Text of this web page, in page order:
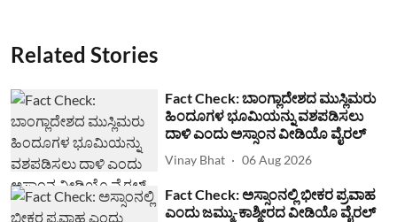
Related Stories
Fact Check: ಬಾಂಗ್ಲಾದೇಶದ ಮುಸ್ಲಿಮರು
ಹಿಂದೂಗಳ ಭೂಮಿಯನ್ನು ವಶಪಡಿಸಲು
ದಾಳಿ ಎಂದು ಅಸ್ಸಾಂನ ವೀಡಿಯೊ ವೈರಲ್
Vinay Bhat 06 Aug 2026
Fact Check: ಅಸ್ಸಾಂನಲ್ಲಿ ಭೀಕರ ಪ್ರವಾಹ
ಎಂದು ಜಮ್ಮು-ಕಾಶ್ಮೀರದ ವೀಡಿಯೊ ವೈರಲ್